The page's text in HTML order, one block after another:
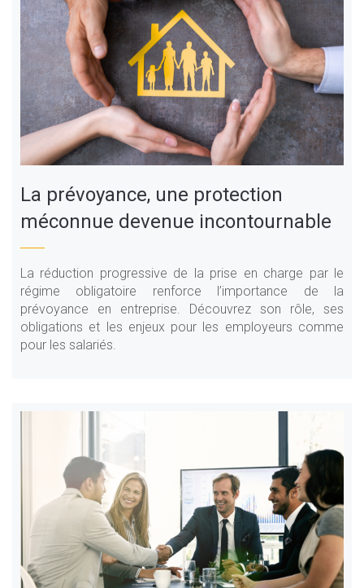
La prévoyance, une protection
méconnue devenue incontournable
La réduction progressive de la prise en charge par le
régime obligatoire renforce l’importance de la
prévoyance en entreprise. Découvrez son rôle, ses
obligations et les enjeux pour les employeurs comme
pour les salariés.